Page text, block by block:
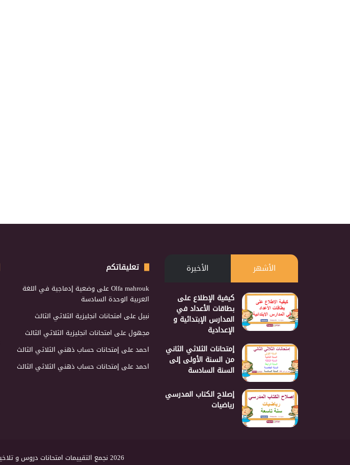
الأشهر الأخيرة
كيفية الإطلاع على
بطاقات الأعداد في
المدارس الإبتدائية و
الإعدادية
إمتحانات الثلاثي الثاني
من السنة الأولى إلى
السنة السادسة
إصلاح الكتاب المدرسي
رياضيات
تعليقاتكم
Olfa mahroukعلىوضعية إدماجية في اللغة
العربية الوحدة السادسة
نبيلعلى امتحانات انجليزية الثلاثي الثالث
مجهولعلى امتحانات انجليزية الثلاثي الثالث
احمدعلى إمتحانات حساب ذهني الثلاثي الثالث
احمدعلى إمتحانات حساب ذهني الثلاثي الثالث
2026 نجمع التقييمات امتحانات دروس و تلاخيص لكل المستويات |